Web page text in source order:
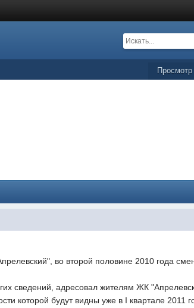
во второй половине 2010 года
сведений, адресовал жителям ЖК
которой будут видны уже в I квартале 2011